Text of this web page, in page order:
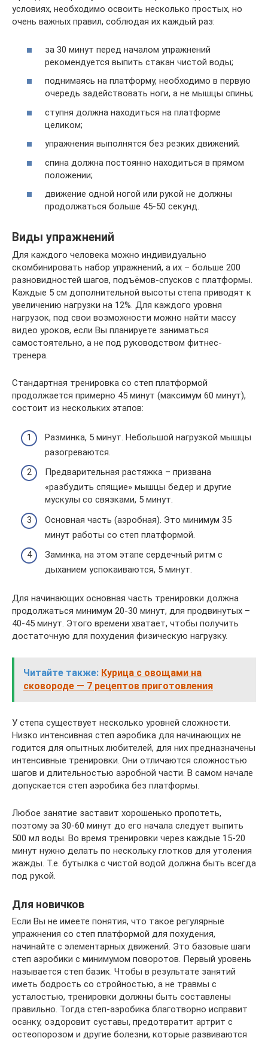
условиях, необходимо освоить несколько простых, но
очень важных правил, соблюдая их каждый раз:
за 30 минут перед началом упражнений
рекомендуется выпить стакан чистой воды;
поднимаясь на платформу, необходимо в первую
очередь задействовать ноги, а не мышцы спины;
ступня должна находиться на платформе
целиком;
упражнения выполнятся без резких движений;
спина должна постоянно находиться в прямом
положении;
движение одной ногой или рукой не должны
продолжаться больше 45-50 секунд.
Виды упражнений
Для каждого человека можно индивидуально
скомбинировать набор упражнений, а их – больше 200
разновидностей шагов, подъёмов-спусков с платформы.
Каждые 5 см дополнительной высоты степа приводят к
увеличению нагрузки на 12%. Для каждого уровня
нагрузок, под свои возможности можно найти массу
видео уроков, если Вы планируете заниматься
самостоятельно, а не под руководством фитнес-
тренера.
Стандартная тренировка со степ платформой
продолжается примерно 45 минут (максимум 60 минут),
состоит из нескольких этапов:
Разминка, 5 минут. Небольшой нагрузкой мышцы
разогреваются.
Предварительная растяжка – призвана
«разбудить спящие» мышцы бедер и другие
мускулы со связками, 5 минут.
Основная часть (аэробная). Это минимум 35
минут работы со степ платформой.
Заминка, на этом этапе сердечный ритм с
дыханием успокаиваются, 5 минут.
Для начинающих основная часть тренировки должна
продолжаться минимум 20-30 минут, для продвинутых –
40-45 минут. Этого времени хватает, чтобы получить
достаточную для похудения физическую нагрузку.
Читайте также: Курица с овощами на
сковороде — 7 рецептов приготовления
У степа существует несколько уровней сложности.
Низко интенсивная степ аэробика для начинающих не
годится для опытных любителей, для них предназначены
интенсивные тренировки. Они отличаются сложностью
шагов и длительностью аэробной части. В самом начале
допускается степ аэробика без платформы.
Любое занятие заставит хорошенько пропотеть,
поэтому за 30-60 минут до его начала следует выпить
500 мл воды. Во время тренировки через каждые 15-20
минут нужно делать по нескольку глотков для утоления
жажды. Т.е. бутылка с чистой водой должна быть всегда
под рукой.
Для новичков
Если Вы не имеете понятия, что такое регулярные
упражнения со степ платформой для похудения,
начинайте с элементарных движений. Это базовые шаги
степ аэробики с минимумом поворотов. Первый уровень
называется степ базик. Чтобы в результате занятий
иметь бодрость со стройностью, а не травмы с
усталостью, тренировки должны быть составлены
правильно. Тогда степ-аэробика благотворно исправит
осанку, оздоровит суставы, предотвратит артрит с
остеопорозом и другие болезни, которые развиваются